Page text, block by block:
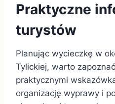
Praktyczne
turystów
Planując wycieczkę w
Tylickiej, warto
praktycznymi
organizację wyprawy i